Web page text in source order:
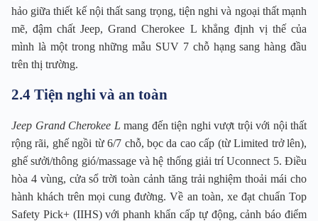
hảo giữa thiết kế nội thất sang trọng, tiện nghi và ngoại thất mạnh
mẽ, đậm chất Jeep, Grand Cherokee L khẳng định vị thế của
mình là một trong những mẫu SUV 7 chỗ hạng sang hàng đầu
trên thị trường.
2.4 Tiện nghi và an toàn
Jeep Grand Cherokee L mang đến tiện nghi vượt trội với nội thất
rộng rãi, ghế ngồi từ 6/7 chỗ, bọc da cao cấp (từ Limited trở lên),
ghế sưởi/thông gió/massage và hệ thống giải trí Uconnect 5. Điều
hòa 4 vùng, cửa sổ trời toàn cảnh tăng trải nghiệm thoải mái cho
hành khách trên mọi cung đường. Về an toàn, xe đạt chuẩn Top
Safety Pick+ (IIHS) với phanh khẩn cấp tự động, cảnh báo điểm